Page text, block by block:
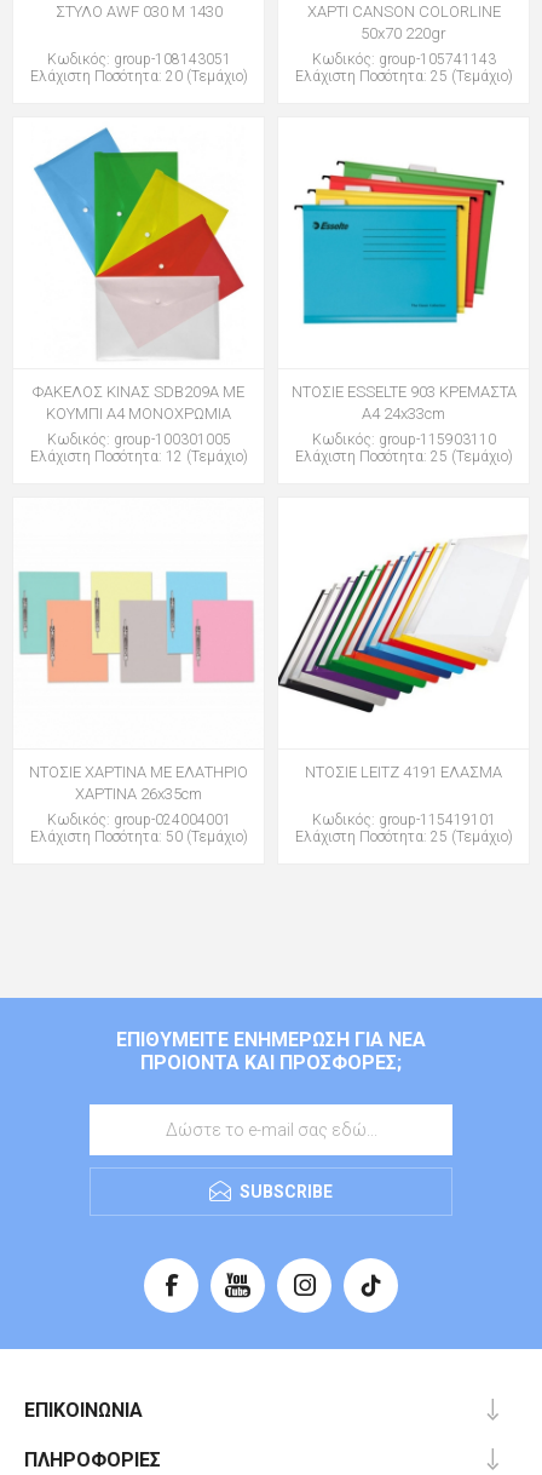
ΣΤΥΛΟ AWF 030 M 1430
Κωδικός: group-108143051
Ελάχιστη Ποσότητα: 20 (Τεμάχιο)
ΧΑΡΤΙ CANSON COLORLINE
50x70 220gr
Κωδικός: group-105741143
Ελάχιστη Ποσότητα: 25 (Τεμάχιο)
ΦΑΚΕΛΟΣ ΚΙΝΑΣ SDB209A ΜΕ
ΚΟΥΜΠΙ Α4 ΜΟΝΟΧΡΩΜΙΑ
Κωδικός: group-100301005
Ελάχιστη Ποσότητα: 12 (Τεμάχιο)
ΝΤΟΣΙΕ ESSELTE 903 ΚΡΕΜΑΣΤΑ
Α4 24x33cm
Κωδικός: group-115903110
Ελάχιστη Ποσότητα: 25 (Τεμάχιο)
ΝΤΟΣΙΕ ΧΑΡΤΙΝΑ ΜΕ ΕΛΑΤΗΡΙΟ
ΧΑΡΤΙΝΑ 26x35cm
Κωδικός: group-024004001
Ελάχιστη Ποσότητα: 50 (Τεμάχιο)
ΝΤΟΣΙΕ LEITZ 4191 ΕΛΑΣΜΑ
Κωδικός: group-115419101
Ελάχιστη Ποσότητα: 25 (Τεμάχιο)
ΕΠΙΘΥΜΕΊΤΕ ΕΝΗΜΈΡΩΣΗ ΓΙΑ ΝΈΑ
ΠΡΟΙΌΝΤΑ ΚΑΙ ΠΡΟΣΦΟΡΈΣ;
SUBSCRIBE
ΕΠΙΚΟΙΝΩΝΊΑ
ΠΛΗΡΟΦΟΡΊΕΣ